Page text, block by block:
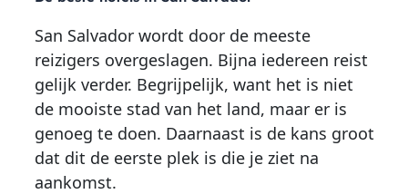
San Salvador wordt door de meeste
reizigers overgeslagen. Bijna iedereen reist
gelijk verder. Begrijpelijk, want het is niet
de mooiste stad van het land, maar er is
genoeg te doen. Daarnaast is de kans groot
dat dit de eerste plek is die je ziet na
aankomst.